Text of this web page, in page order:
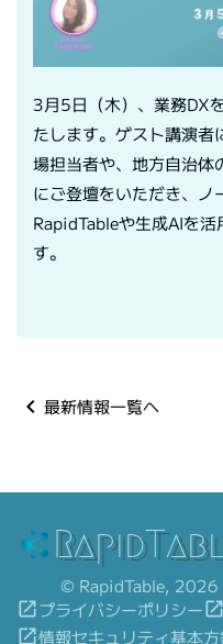
3月5日（木）、業務DX
たします。ゲスト講演者
場担当者や、地方自治体
にご登壇をいただき、ノ
RapidTableや生成AIを
す。
navigate_before 最新情報一覧へ
©︎ RapidTable, 2026
launchプライバシーポリシーlaunch
launch情報セキュリティ基本